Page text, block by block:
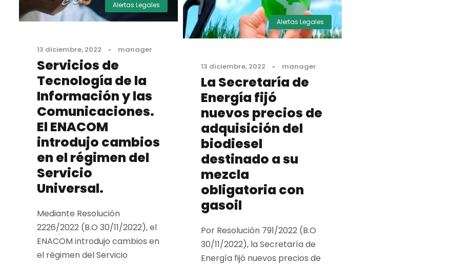
Alertas Legales
13 diciembre, 2022 • manager
Servicios de
Tecnología de la
Información y las
Comunicaciones.
El ENACOM
introdujo cambios
en el régimen del
Servicio
Universal.
Mediante Resolución
2226/2022 (B.O 30/11/2022), el
ENACOM introdujo cambios en
el régimen del Servicio
Alertas Legales
13 diciembre, 2022 • manager
La Secretaría de
Energía fijó
nuevos precios de
adquisición del
biodiesel
destinado a su
mezcla
obligatoria con
gasoil
Por Resolución 791/2022 (B.O
30/11/2022), la Secretaría de
Energía fijó nuevos precios de